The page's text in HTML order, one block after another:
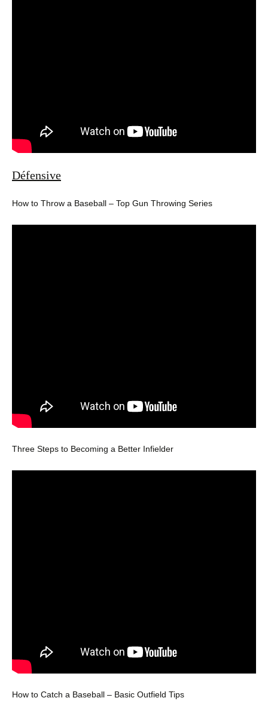
Défensive
How to Throw a Baseball – Top Gun Throwing Series
Three Steps to Becoming a Better Infielder
How to Catch a Baseball – Basic Outfield Tips